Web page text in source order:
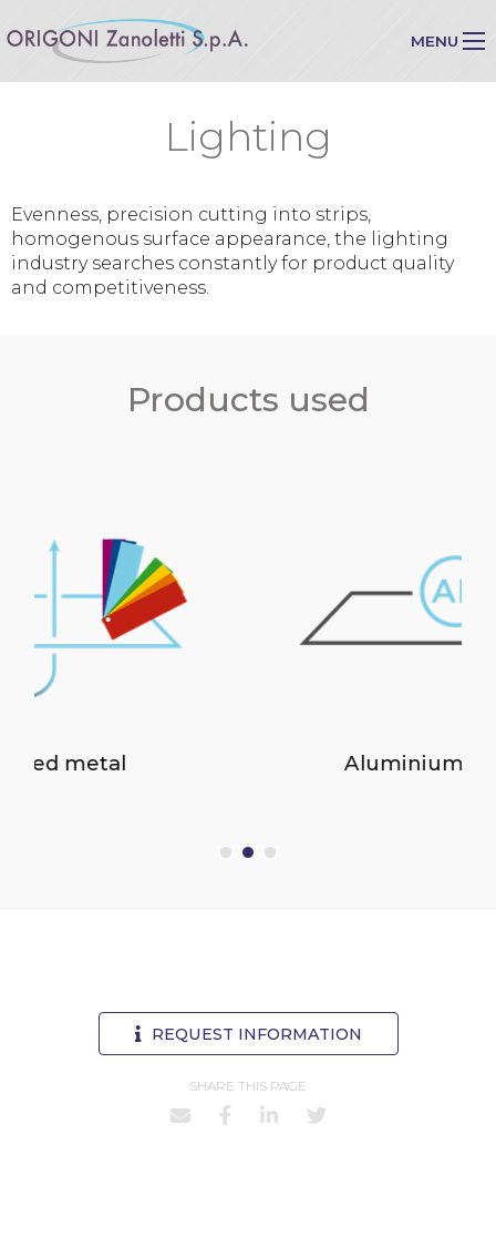
MENU
Lighting
Evenness, precision cutting into strips,
homogenous surface appearance, the lighting
industry searches constantly for product quality
and competitiveness.
Products used
Aluminium flat rolled
REQUEST INFORMATION
SHARE THIS PAGE